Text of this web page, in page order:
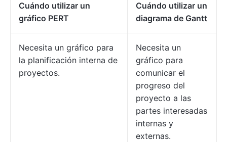
Cuándo utilizar un
gráfico PERT
Cuándo utilizar un
diagrama de Gantt
Necesita un gráfico para
la planificación interna de
proyectos.
Necesita un
gráfico para
comunicar el
progreso del
proyecto a las
partes interesadas
internas y
externas.